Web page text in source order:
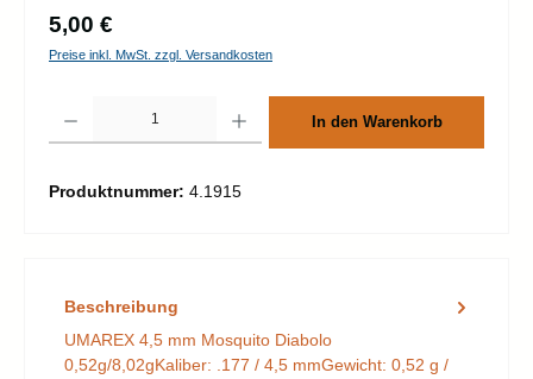
Regulärer Preis:
5,00 €
Preise inkl. MwSt. zzgl. Versandkosten
In den Warenkorb
Produktnummer: 4.1915
Beschreibung
UMAREX 4,5 mm Mosquito Diabolo
0,52g/8,02gKaliber: .177 / 4,5 mmGewicht: 0,52 g /